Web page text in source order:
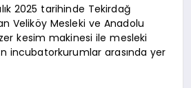
2025 tarihinde Tekirdağ
Veliköy Mesleki ve Anadolu
kesim makinesi ile mesleki
incubatorkurumlar arasında yer